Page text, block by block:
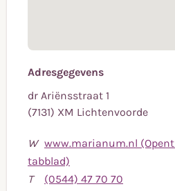
Adresgegevens
dr Ariënsstraat 1
(7131) XM Lichtenvoorde
W www.marianum.nl
tabblad)
T
(0544) 47 70 70